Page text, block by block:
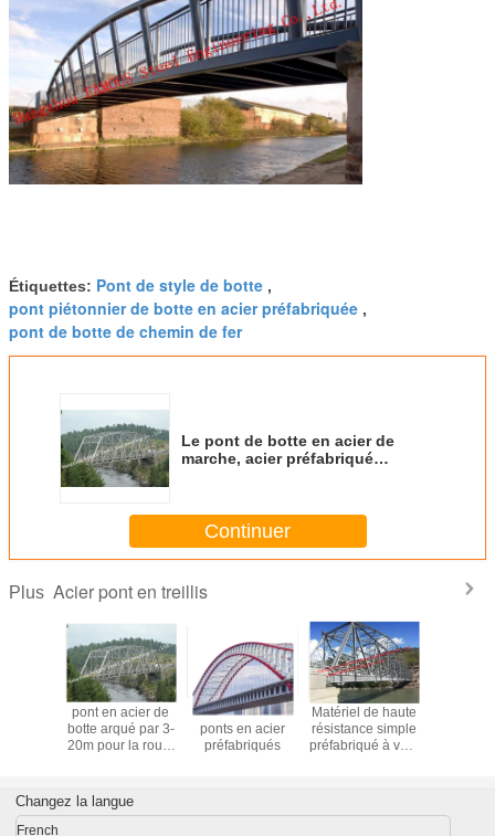
Étiquettes: Pont de style de botte ,
pont piétonnier de botte en acier préfabriquée ,
pont de botte de chemin de fer
Le pont de botte en acier de
marche, acier préfabriqué
Continuer
Plus Acier pont en treillis
de
pont en acier de
botte arqué par 3-
20m pour la route
Structures de
ponts en acier
préfabriqués
Matériel de haute
résistance simple
préfabriqué à voie
Changez la langue
French